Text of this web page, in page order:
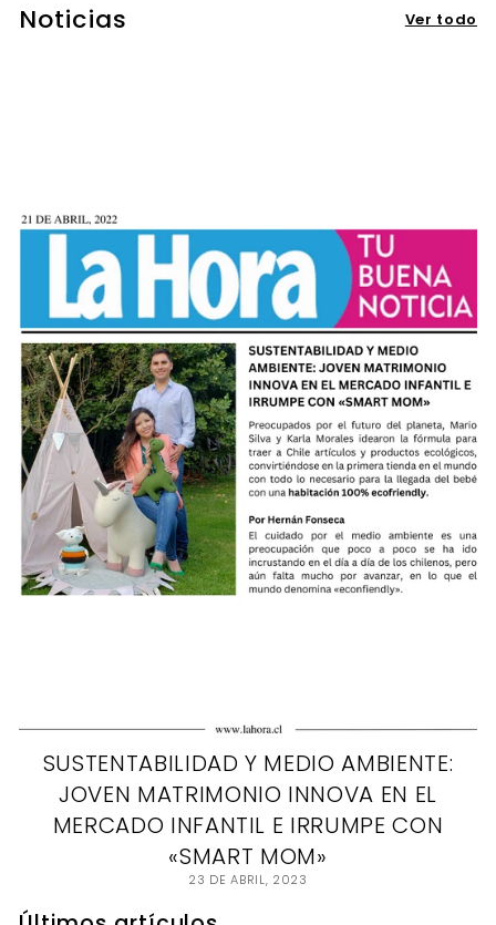
Noticias Ver todo
SUSTENTABILIDAD Y MEDIO AMBIENTE:
JOVEN MATRIMONIO INNOVA EN EL
MERCADO INFANTIL E IRRUMPE CON
«SMART MOM»
23 DE ABRIL, 2023